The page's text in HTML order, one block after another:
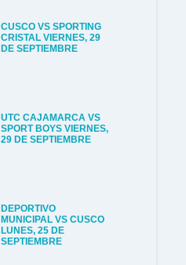
CUSCO VS SPORTING
CRISTAL VIERNES, 29
DE SEPTIEMBRE
UTC CAJAMARCA VS
SPORT BOYS VIERNES,
29 DE SEPTIEMBRE
DEPORTIVO
MUNICIPAL VS CUSCO
LUNES, 25 DE
SEPTIEMBRE